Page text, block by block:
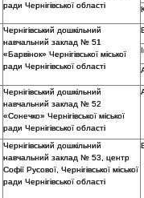
ради Чернігівської області
Чернігівський дошкільний
навчальний заклад № 51
«Барвінок» Чернігівської міської
ради Чернігівської області
Чернігівський дошкільний
навчальний заклад № 52
«Сонечко» Чернігівської міської
ради Чернігівської області
Чернігівський дошкільний
навчальний заклад № 53, центр
Софії Русової, Чернігівської міської
ради Чернігівської області